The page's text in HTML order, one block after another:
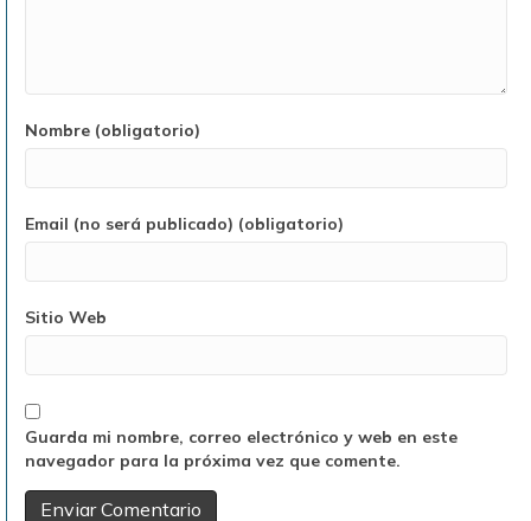
Nombre (obligatorio)
Email (no será publicado) (obligatorio)
Sitio Web
Guarda mi nombre, correo electrónico y web en este
navegador para la próxima vez que comente.